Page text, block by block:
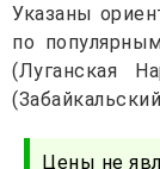
Указаны
по
(Луганская
Цены не